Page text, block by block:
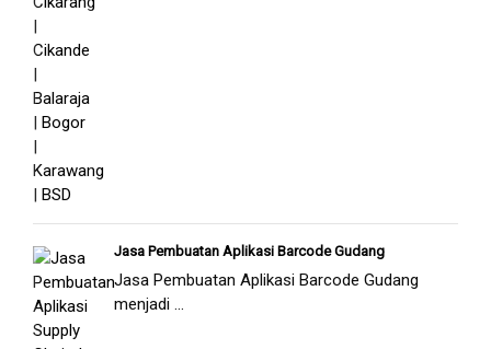
Jasa Pembuatan Aplikasi Barcode Gudang
Jasa Pembuatan Aplikasi Barcode Gudang
menjadi ...